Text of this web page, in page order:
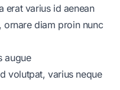
erat varius id aenean
diam proin nunc
augue
volutpat, varius neque